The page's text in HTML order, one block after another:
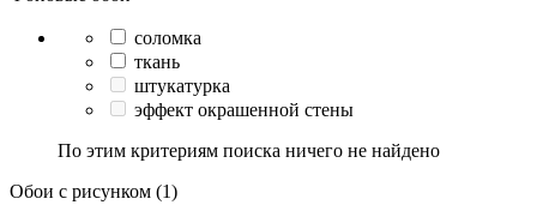
соломка
ткань
штукатурка
эффект окрашенной стены
По этим критериям поиска ничего не найдено
Обои с рисунком (1)